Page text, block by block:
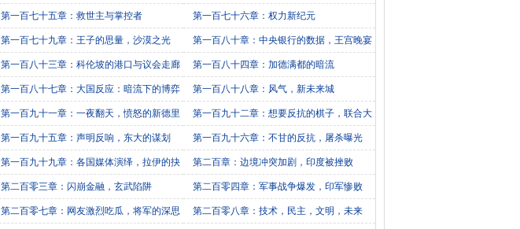
第一百七十五章：救世主与掌控者 第一百七十六章：权力新纪元
第一百七十九章：王子的思量，沙漠之光 第一百八十章：中央银行的数据，王宫晚宴
第一百八十三章：科伦坡的港口与议会走廊 第一百八十四章：加德满都的暗流
第一百八十七章：大国反应：暗流下的博弈 第一百八十八章：风气，新未来城
第一百九十一章：一夜翻天，愤怒的新德里 第一百九十二章：想要反抗的棋子，联合大
会
第一百九十五章：声明反响，东大的谋划 第一百九十六章：不甘的反抗，屠杀曝光
第一百九十九章：各国媒体演绎，拉伊的抉 第二百章：边境冲突加剧，印度被挫败
第二百零三章：闪崩金融，玄武陷阱 第二百零四章：军事战争爆发，印军惨败
第二百零七章：网友激烈吃瓜，将军的深思 第二百零八章：技术，民主，文明，未来